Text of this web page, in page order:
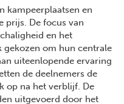
kampeerplaatsen en
prijs. De focus van
en het
gekozen om hun centrale
uiteenlopende ervaring
de deelnemers de
op na het verblijf. De
uitgevoerd door het